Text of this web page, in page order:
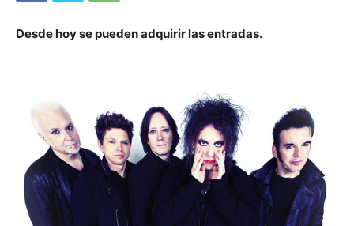
Desde hoy se pueden adquirir las entradas.